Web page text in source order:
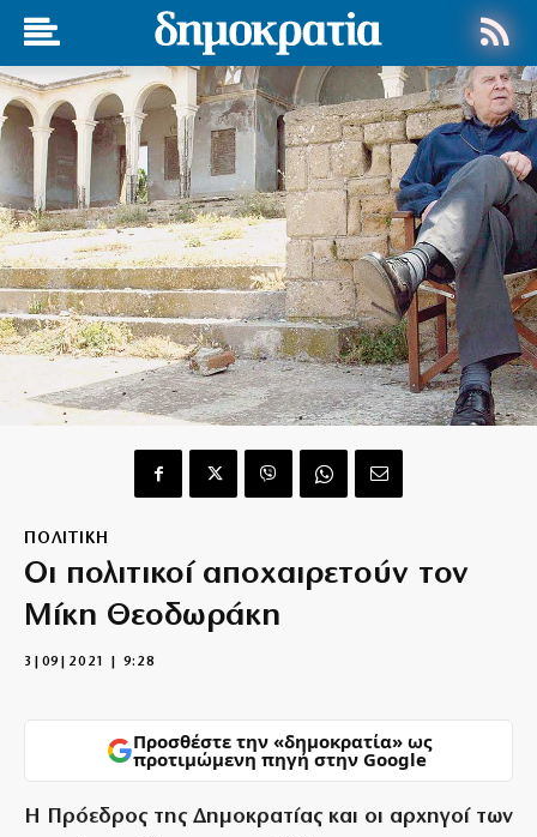
ΠΟΛΙΤΙΚΗ
Οι πολιτικοί αποχαιρετούν τον
Μίκη Θεοδωράκη
3|09|2021 | 9:28
Προσθέστε την «δημοκρατία» ως
προτιμώμενη πηγή στην Google
Η Πρόεδρος της Δημοκρατίας και οι αρχηγοί των